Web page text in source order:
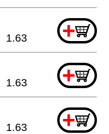
+
1.63
+
1.63
+
1.63